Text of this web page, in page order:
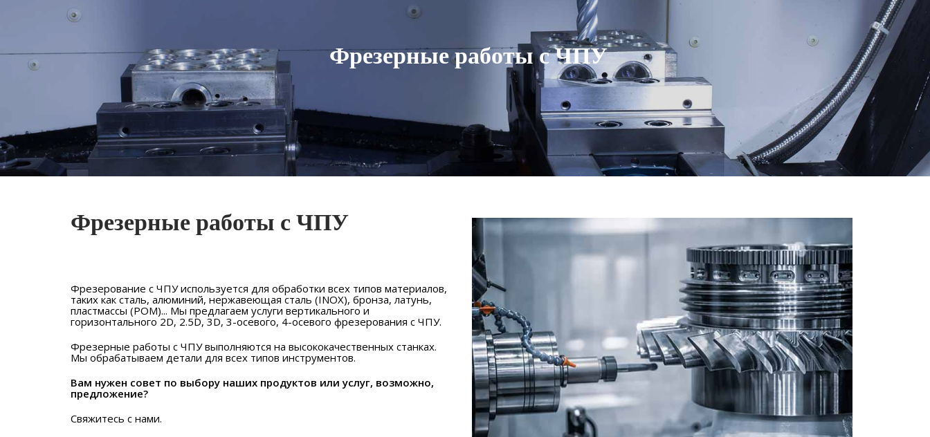
Фрезерные работы с ЧПУ
Фрезерные работы с ЧПУ
Фрезерование с ЧПУ используется для обработки всех типов материалов,
таких как сталь, алюминий, нержавеющая сталь (INOX), бронза, латунь,
пластмассы (POM)... Мы предлагаем услуги вертикального и
горизонтального 2D, 2.5D, 3D, 3-осевого, 4-осевого фрезерования с ЧПУ.
Фрезерные работы с ЧПУ выполняются на высококачественных станках.
Мы обрабатываем детали для всех типов инструментов.
Вам нужен совет по выбору наших продуктов или услуг, возможно,
предложение?
Свяжитесь с нами.